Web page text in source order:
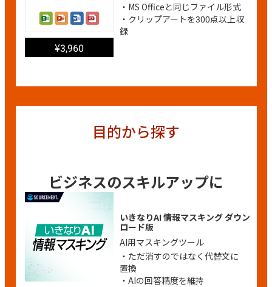
¥3,960
・MS Officeと同じファイル形式
・クリップアートを300点以上収
録
目的から探す
ビジネスのスキルアップに
いきなりAI 情報マスキング ダウン
ロード版
AI用マスキングツール
・ただ消すのではなく代替文に
置換
・AIの回答精度を維持